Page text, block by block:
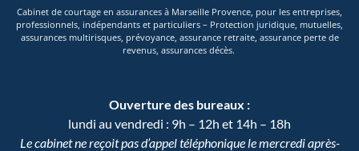
Cabinet de courtage en assurances à Marseille Provence, pour les entreprises,
professionnels, indépendants et particuliers – Protection juridique, mutuelles,
assurances multirisques, prévoyance, assurance retraite, assurance perte de
revenus, assurances décès.
Ouverture des bureaux :
lundi au vendredi : 9h – 12h et 14h – 18h
Le cabinet ne reçoit pas d’appel téléphonique le mercredi après-